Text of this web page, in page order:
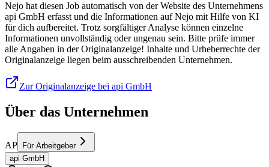
Nejo hat diesen Job automatisch von der Website des Unternehmens
api GmbH erfasst und die Informationen auf Nejo mit Hilfe von KI
für dich aufbereitet. Trotz sorgfältiger Analyse können einzelne
Informationen unvollständig oder ungenau sein. Bitte prüfe immer
alle Angaben in der Originalanzeige! Inhalte und Urheberrechte der
Originalanzeige liegen beim ausschreibenden Unternehmen.
Zur Originalanzeige bei api GmbH
Über das Unternehmen
AP
Für Arbeitgeber
api GmbH